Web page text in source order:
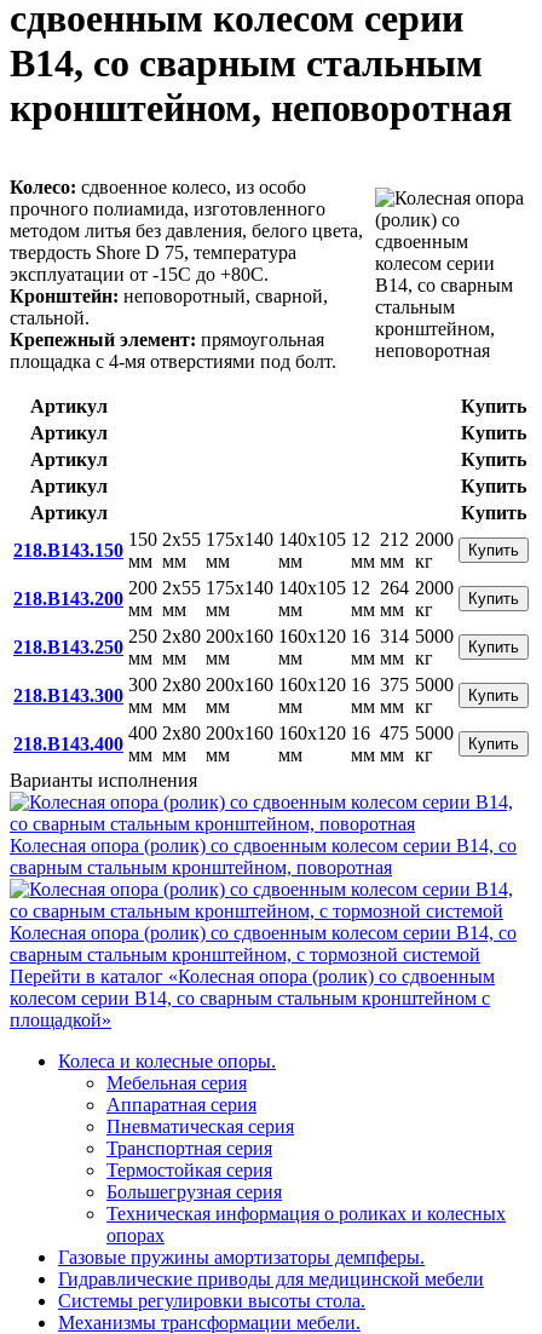
сдвоенным колесом серии
В14, со сварным стальным
кронштейном, неповоротная
Колесо: сдвоенное колесо, из особо
прочного полиамида, изготовленного
методом литья без давления, белого цвета,
твердость Shore D 75, температура
эксплуатации от -15С до +80С.
Кронштейн: неповоротный, сварной,
стальной.
Крепежный элемент: прямоугольная
площадка с 4-мя отверстиями под болт.
Артикул
Купить
Артикул
Купить
Артикул
Купить
Артикул
Купить
Артикул
Купить
218.B143.150
150
мм
2x55
мм
175x140
мм
140x105
мм
12
мм
212
мм
2000
кг
Купить
218.B143.200
200
мм
2x55
мм
175x140
мм
140x105
мм
12
мм
264
мм
2000
кг
Купить
218.B143.250
250
мм
2x80
мм
200x160
мм
160x120
мм
16
мм
314
мм
5000
кг
Купить
218.B143.300
300
мм
2x80
мм
200x160
мм
160x120
мм
16
мм
375
мм
5000
кг
Купить
218.B143.400
400
мм
2x80
мм
200x160
мм
160x120
мм
16
мм
475
мм
5000
кг
Купить
Варианты исполнения
Колесная опора (ролик) со сдвоенным колесом серии В14, со
сварным стальным кронштейном, поворотная
Колесная опора (ролик) со сдвоенным колесом серии В14, со
сварным стальным кронштейном, с тормозной системой
Перейти в каталог «Колесная опора (ролик) со сдвоенным
колесом серии В14, со сварным стальным кронштейном с
площадкой»
Колеса и колесные опоры.
Мебельная серия
Аппаратная серия
Пневматическая серия
Транспортная серия
Термостойкая серия
Большегрузная серия
Техническая информация о роликах и колесных
опорах
Газовые пружины амортизаторы демпферы.
Гидравлические приводы для медицинской мебели
Системы регулировки высоты стола.
Механизмы трансформации мебели.